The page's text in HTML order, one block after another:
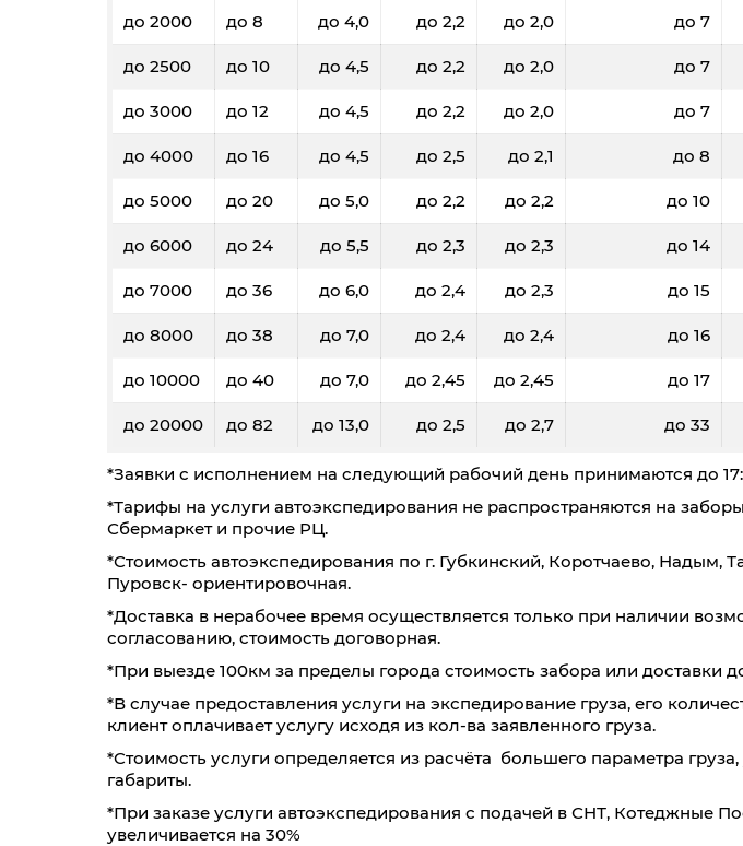
до 2000 до 8 до 4,0 до 2,2 до 2,0 до 7
до 2500 до 10 до 4,5 до 2,2 до 2,0 до 7
до 3000 до 12 до 4,5 до 2,2 до 2,0 до 7
до 4000 до 16 до 4,5 до 2,5 до 2,1 до 8
до 5000 до 20 до 5,0 до 2,2 до 2,2 до 10
до 6000 до 24 до 5,5 до 2,3 до 2,3 до 14
до 7000 до 36 до 6,0 до 2,4 до 2,3 до 15
до 8000 до 38 до 7,0 до 2,4 до 2,4 до 16
до 10000 до 40 до 7,0 до 2,45 до 2,45 до 17
до 20000 до 82 до 13,0 до 2,5 до 2,7 до 33
*Заявки с исполнением на следующий рабочий день принимаются до
*Тарифы на услуги автоэкспедирования не распространяются на
Сбермаркет и прочие РЦ.
*Стоимость автоэкспедирования по г. Губкинский, Коротчаево, Надым,
Пуровск- ориентировочная.
*Доставка в нерабочее время осуществляется только при наличии
согласованию, стоимость договорная.
*При выезде 100км за пределы города стоимость забора или доставки
*В случае предоставления услуги на экспедирование груза, его
клиент оплачивает услугу исходя из кол-ва заявленного груза.
*Стоимость услуги определяется из расчёта большего параметра
габариты.
*При заказе услуги автоэкспедирования с подачей в СНТ, Котеджные
увеличивается на 30%